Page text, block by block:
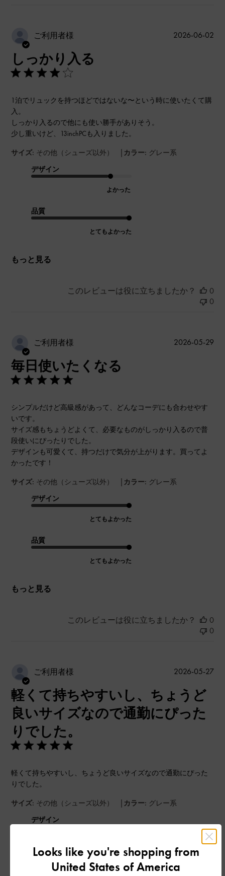
ご利用者様
しっかり入る
1泊でリュックを持つほどではないな〜という時に使いたくて購
入。
しっかり入るので他にも使い勝手がありそう。
少し重いけど、13inchPCも入りました。
サイズ: その他（シューズ以外） | カラー: グレー系
デザイン
よかった
品質
とてもよかった
もっと見る
公
2026-06-02
このレビューは役に立ちましたか？
0
0
ご利用者様
毎日使いたくなる
シンプルだけど高級感があって、どんなコーデにも合わせやす
いです。
サイズ感もちょうどよくて、必要なものがしっかり入るので普
段使いにぴったりでした。
デザインも可愛くて、持つだけで気分が上がります。買ってよ
かったです！
サイズ: その他（シューズ以外） | カラー: グレー系
デザイン
とてもよかった
品質
とてもよかった
もっと見る
公
2026-05-29
このレビューは役に立ちましたか？
0
0
ご利用者様
軽くて持ちやすいし、ちょうど
良いサイズなので通勤にぴった
りでした。
軽くて持ちやすいし、ちょうど良いサイズなので通勤にぴった
りでした。
サイズ: その他（シューズ以外） | カラー: グレー系
デザイン
公
2026-05-27
Looks like you're shopping from
United States of America